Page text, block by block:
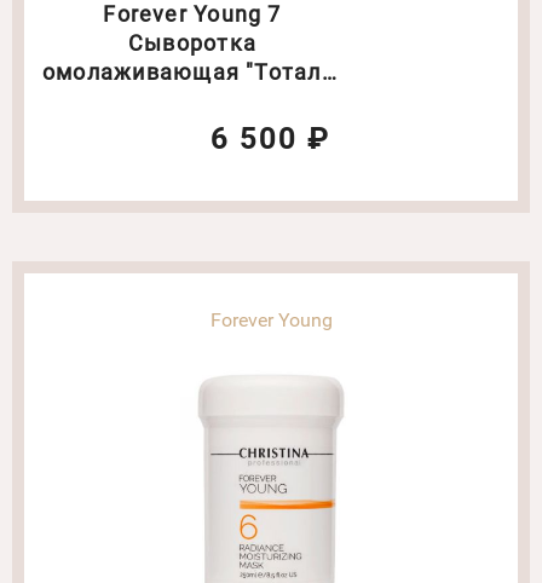
Forever Young 7
Сыворотка
омолаживающая "Тоталь"
6 500 ₽
Forever Young